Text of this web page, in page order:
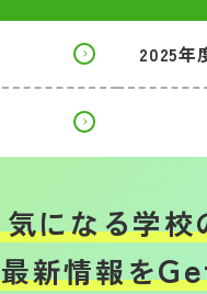
2025年
気になる学校
最新情報を